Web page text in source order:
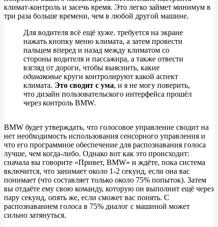
климат-контроль и засечь время. Это легко займет минимум в
три раза больше времени, чем в любой другой машине.
Для водителя всё ещё хуже. требуется на экране
нажать кнопку меню климата, а затем провести
пальцем вперед и назад между климатом со
стороны водителя и пассажира, а также отвести
взгляд от дороги, чтобы выяснить, какие
одинаковые круги контролируют какой аспект
климата. Это сводит с ума, и я не могу поверить,
что дизайн пользовательского интерфейса прошёл
через контроль BMW.
BMW будет утверждать, что голосовое управление сводит на
нет необходимость использования сенсорного управления и
что его программное обеспечение для распознавания голоса
лучше, чем когда-либо. Однако вот как это происходит:
сначала вы говорите «Привет, BMW» и ждёте, пока система
включится, что занимает около 1-2 секунд, если она вас
понимает (что составляет только около 75% попыток). Затем
вы отдаёте ему свою команду, которую он выполнит ещё через
пару секунд, опять же, если сможет вас понять. С
распознаванием голоса в 75% диалог с машиной может
сильно затянуться.